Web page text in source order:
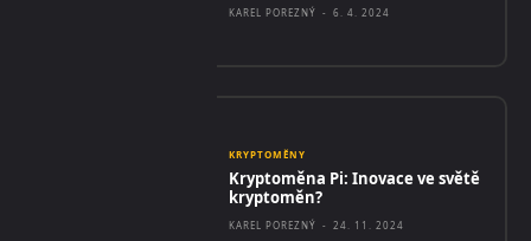
KAREL POREZNÝ - 6. 4. 2024
KRYPTOMĚNY
Kryptoměna Pi: Inovace ve světě
kryptoměn?
KAREL POREZNÝ - 24. 11. 2024